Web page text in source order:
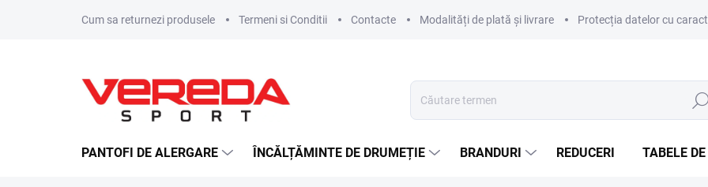
Cum sa returnezi produsele Termeni si Conditii Contacte Modalități de plată și livrare Protecția datelor cu
PANTOFI DE ALERGARE ÎNCĂLȚĂMINTE DE DRUMEȚIE BRANDURI REDUCERI TABELE